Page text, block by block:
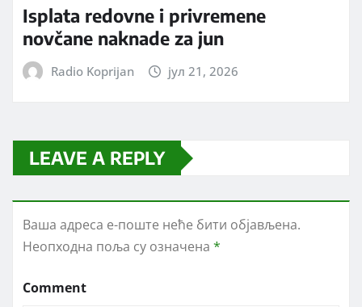
Isplata redovne i privremene
novčane naknade za jun
Radio Koprijan јул 21, 2026
LEAVE A REPLY
Ваша адреса е-поште неће бити објављена.
Неопходна поља су означена *
Comment